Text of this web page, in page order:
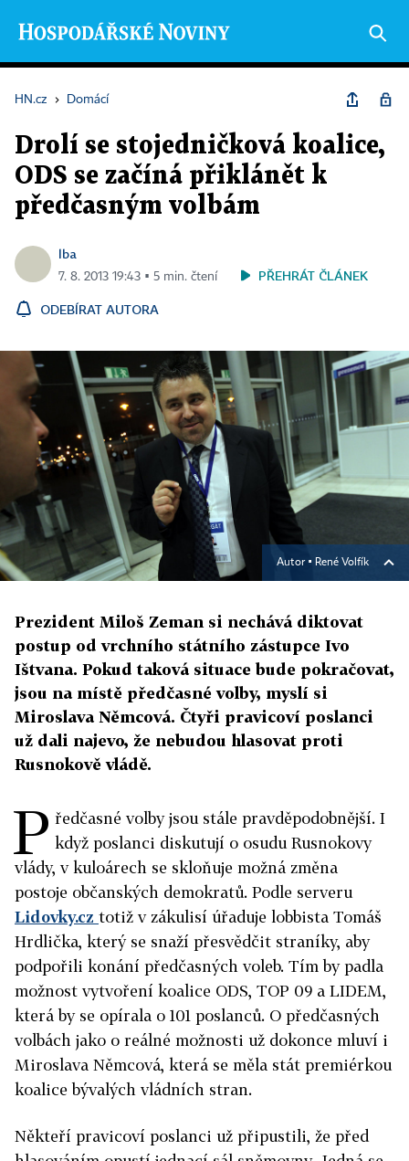
HN.cz › Domácí
Drolí se stojedničková koalice,
ODS se začíná přiklánět k
předčasným volbám
lba
7. 8. 2013 19:43 ▪ 5 min. čtení PŘEHRÁT ČLÁNEK
ODEBÍRAT AUTORA
Autor ▪ René Volfík
Prezident Miloš Zeman si nechává diktovat
postup od vrchního státního zástupce Ivo
Ištvana. Pokud taková situace bude pokračovat,
jsou na místě předčasné volby, myslí si
Miroslava Němcová. Čtyři pravicoví poslanci
už dali najevo, že nebudou hlasovat proti
Rusnokově vládě.
P ředčasné volby jsou stále pravděpodobnější. I
když poslanci diskutují o osudu Rusnokovy
vlády, v kuloárech se skloňuje možná změna
postoje občanských demokratů. Podle serveru
Lidovky.cz totiž v zákulisí úřaduje lobbista Tomáš
Hrdlička, který se snaží přesvědčit straníky, aby
podpořili konání předčasných voleb. Tím by padla
možnost vytvoření koalice ODS, TOP 09 a LIDEM,
která by se opírala o 101 poslanců. O předčasných
volbách jako o reálné možnosti už dokonce mluví i
Miroslava Němcová, která se měla stát premiérkou
koalice bývalých vládních stran.
Někteří pravicoví poslanci už připustili, že před